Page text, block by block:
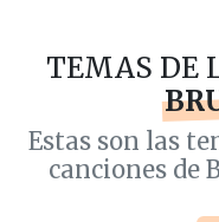
TEMAS DE
Estas son las
canciones de